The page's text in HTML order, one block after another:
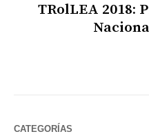
TRolLEA 2018:
CATEGORÍAS